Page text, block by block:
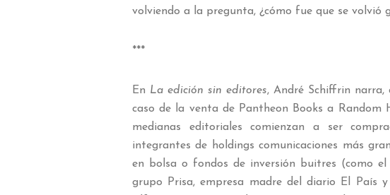
volviendo a la pregunta, ¿cómo fue que se volvió
***
En La edición sin editores, André Schiffrin narra,
caso de la venta de Pantheon Books a Random
medianas editoriales comienzan a ser
integrantes de holdings comunicaciones más
en bolsa o fondos de inversión buitres (como
grupo Prisa, empresa madre del diario El País